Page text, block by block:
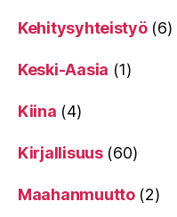
Kehitysyhteistyö(6)
Keski-Aasia (1)
Kiina (4)
Kirjallisuus(60)
Maahanmuutto(2)